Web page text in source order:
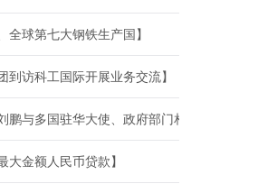
全球第七大钢铁生产国】
到访科工国际开展业务交流】
鹏与多国驻华大使、政府部门相关负责人、
大金额人民币贷款】